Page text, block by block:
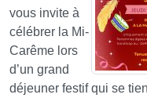
vous invite à
célébrer la Mi-
Carême lors
d’un grand
déjeuner festif qui se